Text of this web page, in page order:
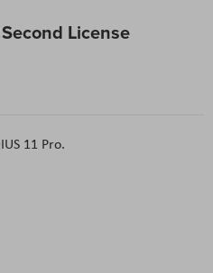
License
11 Pro.